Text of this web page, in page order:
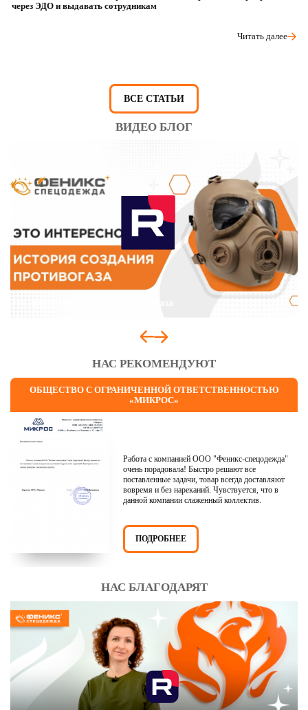
через ЭДО и выдавать сотрудникам
Читать далее
ВСЕ СТАТЬИ
ВИДЕО БЛОГ
НАС РЕКОМЕНДУЮТ
ОБЩЕСТВО С ОГРАНИЧЕННОЙ ОТВЕТСТВЕННОСТЬЮ
«МИКРОС»
Работа с компанией ООО "Феникс-спецодежда"
очень порадовала! Быстро решают все
поставленные задачи, товар всегда доставляют
вовремя и без нареканий. Чувствуется, что в
данной компании слаженный коллектив.
ПОДРОБНЕЕ
НАС БЛАГОДАРЯТ